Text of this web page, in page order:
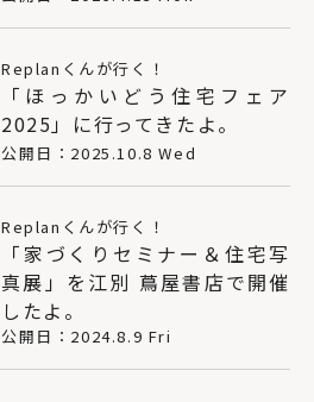
Replanくんが行く！
「ほっかいどう住宅フェア
2025」に行ってきたよ。
公開日：2025.10.8 Wed
Replanくんが行く！
「家づくりセミナー＆住宅写
真展」を江別 蔦屋書店で開催
したよ。
公開日：2024.8.9 Fri